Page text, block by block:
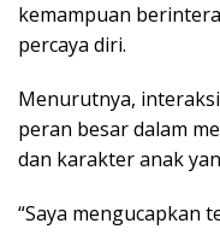
kemampuan
percaya diri.
Menurutnya,
peran besar dalam
dan karakter anak
“Saya mengucapkan